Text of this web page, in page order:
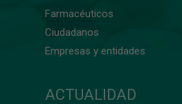
Farmacéuticos
Ciudadanos
Empresas y entidades
ACTUALIDAD